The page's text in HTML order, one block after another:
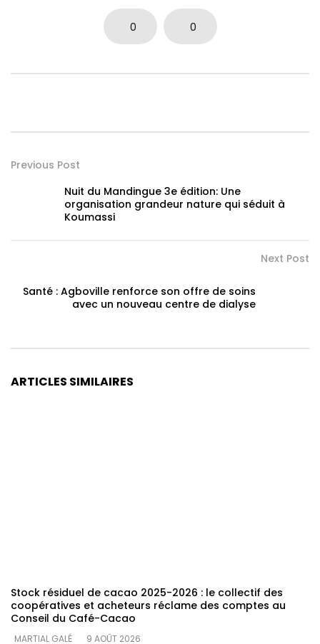
0 0
Previous Post
Nuit du Mandingue 3e édition: Une
organisation grandeur nature qui séduit à
Koumassi
Next Post
Santé : Agboville renforce son offre de soins
avec un nouveau centre de dialyse
ARTICLES SIMILAIRES
Stock résiduel de cacao 2025-2026 : le collectif des
coopératives et acheteurs réclame des comptes au
Conseil du Café-Cacao
MARTIAL GALÉ 9 AOÛT 2026